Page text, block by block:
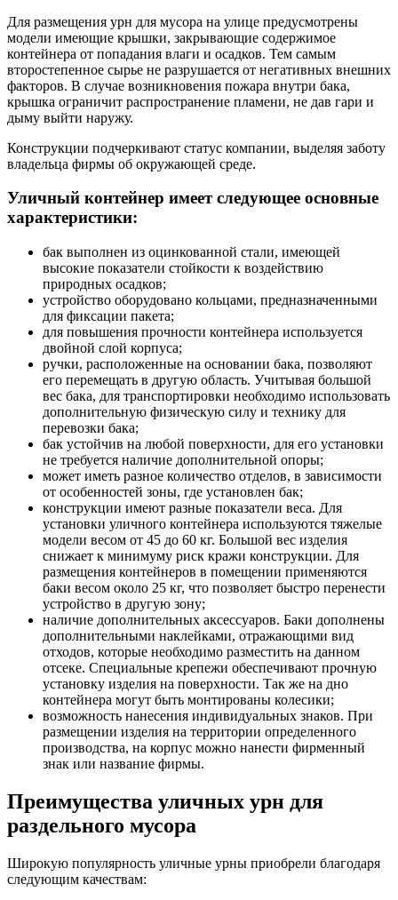
Для размещения урн для мусора на улице предусмотрены
модели имеющие крышки, закрывающие содержимое
контейнера от попадания влаги и осадков. Тем самым
второстепенное сырье не разрушается от негативных внешних
факторов. В случае возникновения пожара внутри бака,
крышка ограничит распространение пламени, не дав гари и
дыму выйти наружу.
Конструкции подчеркивают статус компании, выделяя заботу
владельца фирмы об окружающей среде.
Уличный контейнер имеет следующее основные
характеристики:
бак выполнен из оцинкованной стали, имеющей
высокие показатели стойкости к воздействию
природных осадков;
устройство оборудовано кольцами, предназначенными
для фиксации пакета;
для повышения прочности контейнера используется
двойной слой корпуса;
ручки, расположенные на основании бака, позволяют
его перемещать в другую область. Учитывая большой
вес бака, для транспортировки необходимо использовать
дополнительную физическую силу и технику для
перевозки бака;
бак устойчив на любой поверхности, для его установки
не требуется наличие дополнительной опоры;
может иметь разное количество отделов, в зависимости
от особенностей зоны, где установлен бак;
конструкции имеют разные показатели веса. Для
установки уличного контейнера используются тяжелые
модели весом от 45 до 60 кг. Большой вес изделия
снижает к минимуму риск кражи конструкции. Для
размещения контейнеров в помещении применяются
баки весом около 25 кг, что позволяет быстро перенести
устройство в другую зону;
наличие дополнительных аксессуаров. Баки дополнены
дополнительными наклейками, отражающими вид
отходов, которые необходимо разместить на данном
отсеке. Специальные крепежи обеспечивают прочную
установку изделия на поверхности. Так же на дно
контейнера могут быть монтированы колесики;
возможность нанесения индивидуальных знаков. При
размещении изделия на территории определенного
производства, на корпус можно нанести фирменный
знак или название фирмы.
Преимущества уличных урн для
раздельного мусора
Широкую популярность уличные урны приобрели благодаря
следующим качествам: